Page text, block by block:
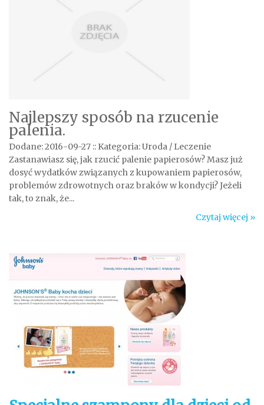
Najlepszy sposób na rzucenie
palenia.
Dodane: 2016-09-27 :: Kategoria: Uroda / Leczenie
Zastanawiasz się, jak rzucić palenie papierosów? Masz już
dosyć wydatków związanych z kupowaniem papierosów,
problemów zdrowotnych oraz braków w kondycji? Jeżeli
tak, to znak, że...
Czytaj więcej »